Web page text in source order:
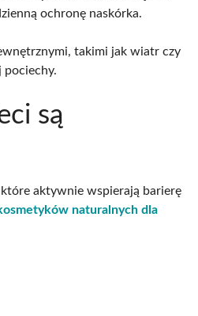
ochronę naskórka.
takimi jak wiatr czy
pociechy.
są
które aktywnie wspierają barierę
naturalnych dla